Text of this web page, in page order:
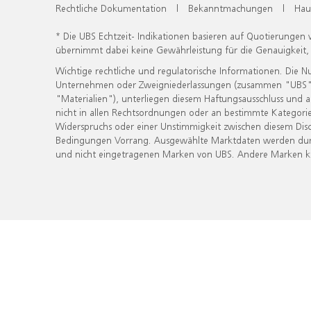
Rechtliche Dokumentation | Bekanntmachungen |
* Die UBS Echtzeit- Indikationen basieren auf
übernimmt dabei keine Gewährleistung für die
Wichtige rechtliche und regulatorische Informationen. Die
Unternehmen oder Zweigniederlassungen (zusammen
"Materialien"), unterliegen diesem Haftungsausschluss
nicht in allen Rechtsordnungen oder an bestimmte
Widerspruchs oder einer Unstimmigkeit zwischen diesem
Bedingungen Vorrang. Ausgewählte Marktdaten werden
und nicht eingetragenen Marken von UBS. Andere Marken